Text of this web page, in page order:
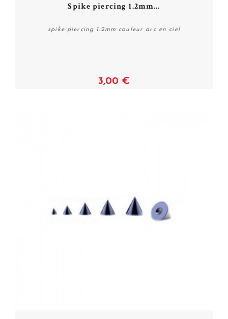
Voir
Spike piercing 1.2mm...
spike piercing 1.2mm couleur arc en ciel
3,00 €